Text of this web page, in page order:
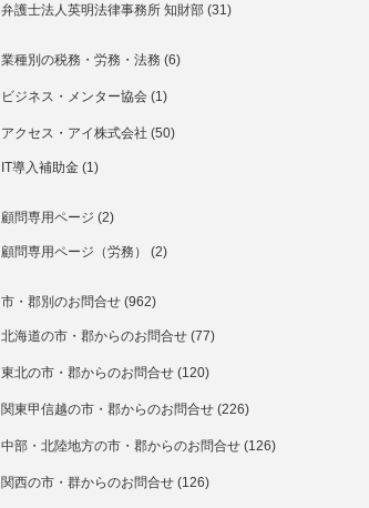
弁護士法人英明法律事務所 知財部 (31)
業種別の税務・労務・法務 (6)
ビジネス・メンター協会 (1)
アクセス・アイ株式会社 (50)
IT導入補助金 (1)
顧問専用ページ (2)
顧問専用ページ（労務） (2)
市・郡別のお問合せ (962)
北海道の市・郡からのお問合せ (77)
東北の市・郡からのお問合せ (120)
関東甲信越の市・郡からのお問合せ (226)
中部・北陸地方の市・郡からのお問合せ (126)
関西の市・群からのお問合せ (126)